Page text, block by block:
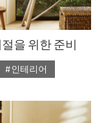
을 위한 준비
#인테리어
션